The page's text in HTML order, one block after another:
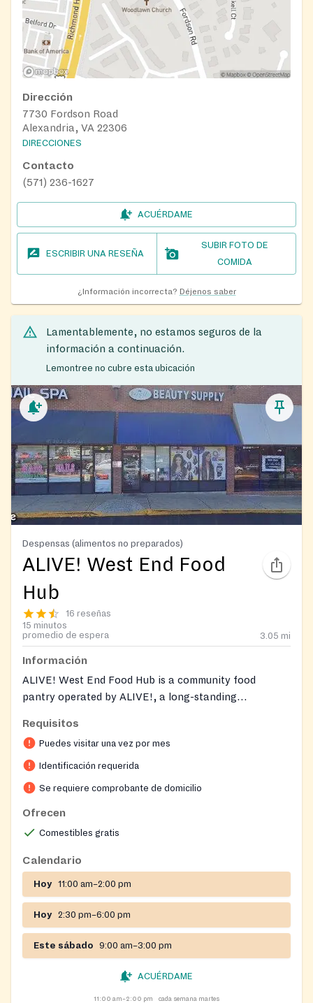
Dirección
7730 Fordson Road
Alexandria, VA 22306
DIRECCIONES
Contacto
(571) 236-1627
ACUÉRDAME
ESCRIBIR UNA RESEÑA
SUBIR FOTO DE
COMIDA
¿Información incorrecta? Déjenos saber
Lamentablemente, no estamos seguros de la
información a continuación.
Lemontree no cubre esta ubicación
Despensas (alimentos no preparados)
ALIVE! West End Food
Hub
16 reseñas
15 minutos
promedio de espera
3.05 mi
Información
ALIVE! West End Food Hub is a community food
pantry operated by ALIVE!, a long-standing
residents in a welcoming, dignified setting. The hub
provides free groceries alongside personal care items,
cleaning supplies, and school supplies, and connects
neighbors with other ALIVE! programs such as rental
and emergency financial assistance, SNAP enrollment
help, housing referrals, childcare resources, and
immigration or legal services. Volunteers and staff are
additional supports during their visit.
Requisitos
Puedes visitar una vez por mes
Identificación requerida
Se requiere comprobante de domicilio
Ofrecen
Comestibles gratis
Calendario
Hoy 11:00 am–2:00 pm
Hoy 2:30 pm–6:00 pm
Este sábado 9:00 am–3:00 pm
ACUÉRDAME
11:00 am–2:00 pm
cada semana martes